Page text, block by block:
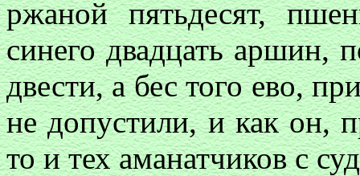
ржаной пятьдесят,
синего двадцать аршин,
двести, а бес того ево,
не допустили, и как он,
то и тех аманатчиков с